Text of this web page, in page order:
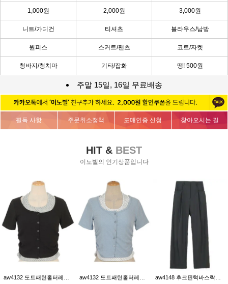
1,000원 2,000원 3,000원
니트/가디건 티셔츠 블라우스/남방
원피스 스커트/팬츠 코트/자켓
청바지/청치마 기타/잡화 땡! 500원
주말 15일, 16일 무료배송
필독 사항 주문취소정책 도매인증 신청 찾아오시는 길
HIT & BEST
이노빌의 인기상품입니다